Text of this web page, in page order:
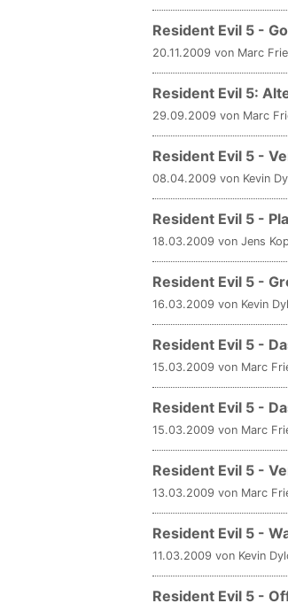
Resident Evil 5 -
20.11.2009 von Marc
Resident Evil 5:
29.09.2009 von Marc
Resident Evil 5 -
08.04.2009 von Kevin
Resident Evil 5 -
18.03.2009 von Jens
Resident Evil 5 -
16.03.2009 von Kevin
Resident Evil 5 -
15.03.2009 von Marc
Resident Evil 5 -
15.03.2009 von Marc
Resident Evil 5 -
13.03.2009 von Marc
Resident Evil 5 -
11.03.2009 von Kevin
Resident Evil 5 -